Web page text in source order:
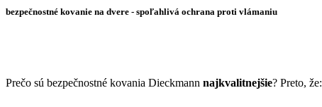
bezpečnostné kovanie na dvere - spoľahlivá ochrana proti vlámaniu
Prečo sú bezpečnostné kovania Dieckmann najkvalitnejšie? Preto, že: